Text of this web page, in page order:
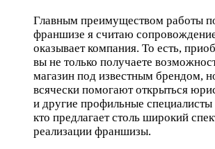
Главным преимуществом работы
франшизе я считаю
оказывает компания. То есть,
вы не только получаете
магазин под известным брендом,
всячески помогают открыться
и другие профильные
кто предлагает столь широкий
реализации франшизы.